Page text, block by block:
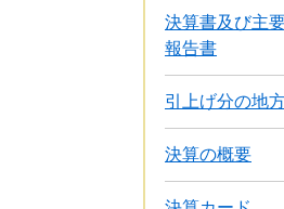
決算書及び主
報告書
引上げ分の地
決算の概要